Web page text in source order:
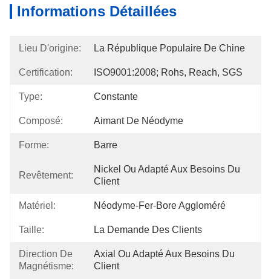
Informations Détaillées
Lieu D'origine: La République Populaire De Chine
Certification: ISO9001:2008; Rohs, Reach, SGS
Type: Constante
Composé: Aimant De Néodyme
Forme: Barre
Revêtement:
Nickel Ou Adapté Aux Besoins Du
Client
Matériel: Néodyme-Fer-Bore Aggloméré
Taille: La Demande Des Clients
Direction De
Magnétisme:
Axial Ou Adapté Aux Besoins Du
Client